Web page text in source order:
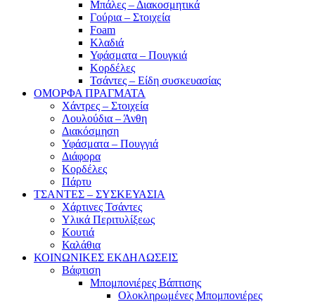
Μπάλες – Διακοσμητικά
Γούρια – Στοιχεία
Foam
Κλαδιά
Υφάσματα – Πουγκιά
Κορδέλες
Τσάντες – Είδη συσκευασίας
ΟΜΟΡΦΑ ΠΡΑΓΜΑΤΑ
Χάντρες – Στοιχεία
Λουλούδια – Άνθη
Διακόσμηση
Υφάσματα – Πουγγιά
Διάφορα
Κορδέλες
Πάρτυ
ΤΣΑΝΤΕΣ – ΣΥΣΚΕΥΑΣΙΑ
Χάρτινες Τσάντες
Υλικά Περιτυλίξεως
Κουτιά
Καλάθια
ΚΟΙΝΩΝΙΚΕΣ ΕΚΔΗΛΩΣΕΙΣ
Βάφτιση
Μπομπονιέρες Βάπτισης
Ολοκληρωμένες Μπομπονιέρες